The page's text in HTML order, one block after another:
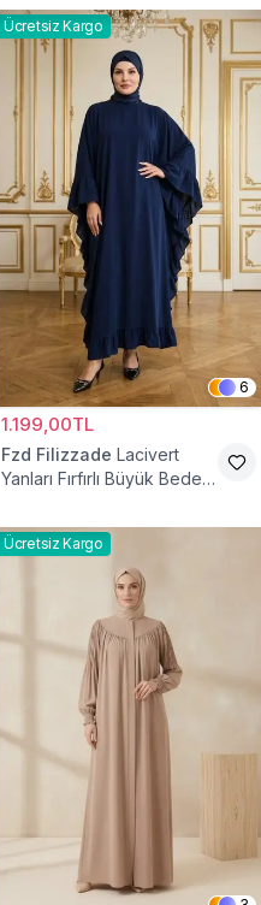
Ücretsiz Kargo
6
1.199,00TL
Fzd Filizzade Lacivert
Yanları Fırfırlı Büyük Beden
Ücretsiz Kargo